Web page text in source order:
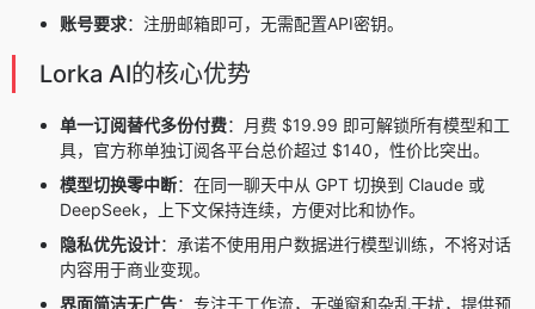
账号要求：注册邮箱即可，无需配置API密钥。
Lorka AI的核心优势
单一订阅替代多份付费：月费 $19.99 即可解锁所有模型和工
具，官方称单独订阅各平台总价超过 $140，性价比突出。
模型切换零中断：在同一聊天中从 GPT 切换到 Claude 或
DeepSeek，上下文保持连续，方便对比和协作。
隐私优先设计：承诺不使用用户数据进行模型训练，不将对话
内容用于商业变现。
界面简洁无广告：专注于工作流，无弹窗和杂乱干扰，提供预